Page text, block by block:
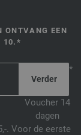
ONTVANG EEN
10.*
*
Voucher 14
dagen
. Voor de eerste